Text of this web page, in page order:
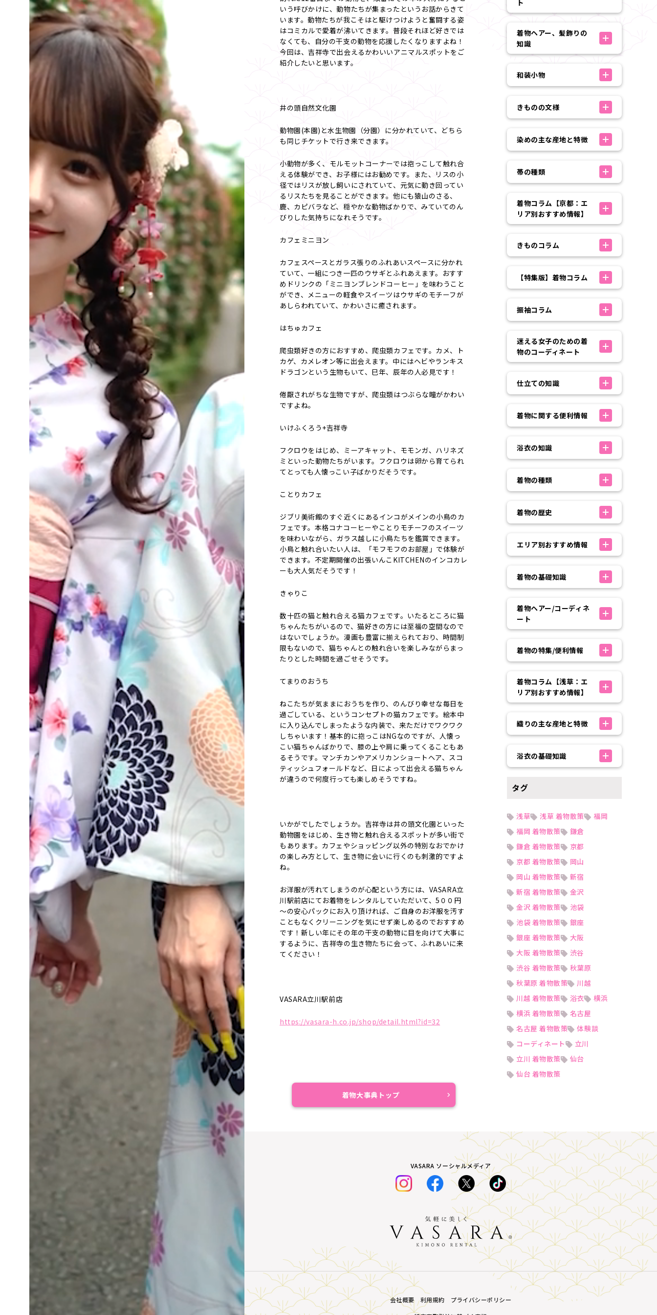
いう呼びかけに、動物たちが集まったというお話からきて
います。動物たちが我こそはと駆けつけようと奮闘する姿
はコミカルで愛着が沸いてきます。普段それほど好きでは
なくても、自分の干支の動物を応援したくなりますよね！
今回は、吉祥寺で出会えるかわいいアニマルスポットをご
紹介したいと思います。
井の頭自然文化園
動物園(本園)と水生物園（分園）に分かれていて、どちら
も同じチケットで行き来できます。
小動物が多く、モルモットコーナーでは抱っこして触れ合
える体験ができ、お子様にはお勧めです。また、リスの小
径ではリスが放し飼いにされていて、元気に動き回ってい
るリスたちを見ることができます。他にも猿山のさる、
鹿、カピバラなど、穏やかな動物ばかりで、みていてのん
びりした気持ちになれそうです。
カフェミニヨン
カフェスペースとガラス張りのふれあいスペースに分かれ
ていて、一組につき一匹のウサギとふれあえます。おすす
めドリンクの「ミニヨンブレンドコーヒー」を味わうこと
ができ、メニューの軽食やスイーツはウサギのモチーフが
あしらわれていて、かわいさに癒されます。
はちゅカフェ
爬虫類好きの方におすすめ、爬虫類カフェです。カメ、ト
カゲ、カメレオン等に出会えます。中にはヘビやランキス
ドラゴンという生物もいて、巳年、辰年の人必見です！
倦厭されがちな生物ですが、爬虫類はつぶらな瞳がかわい
ですよね。
いけふくろう+吉祥寺
フクロウをはじめ、ミーアキャット、モモンガ、ハリネズ
ミといった動物たちがいます。フクロウは卵から育てられ
てとっても人懐っこい子ばかりだそうです。
ことりカフェ
ジブリ美術館のすぐ近くにあるインコがメインの小鳥のカ
フェです。本格コナコーヒーやことりモチーフのスイーツ
を味わいながら、ガラス越しに小鳥たちを鑑賞できます。
小鳥と触れ合いたい人は、「モフモフのお部屋」で体験が
できます。不定期開催の出張いんこKITCHENのインコカレ
ーも大人気だそうです！
きゃりこ
数十匹の猫と触れ合える猫カフェです。いたるところに猫
ちゃんたちがいるので、猫好きの方には至福の空間なので
はないでしょうか。漫画も豊富に揃えられており、時間制
限もないので、猫ちゃんとの触れ合いを楽しみながらまっ
たりとした時間を過ごせそうです。
てまりのおうち
ねこたちが気ままにおうちを作り、のんびり幸せな毎日を
過ごしている、というコンセプトの猫カフェです。絵本中
に入り込んでしまったような内装で、来ただけでワクワク
しちゃいます！基本的に抱っこはNGなのですが、人懐っ
こい猫ちゃんばかりで、膝の上や肩に乗ってくることもあ
るそうです。マンチカンやアメリカンショートヘア、スコ
ティッシュフォールドなど、日によって出会える猫ちゃん
が違うので何度行っても楽しめそうですね。
いかがでしたでしょうか。吉祥寺は井の頭文化園といった
動物園をはじめ、生き物と触れ合えるスポットが多い街で
もあります。カフェやショッピング以外の特別なおでかけ
の楽しみ方として、生き物に会いに行くのも刺激的ですよ
ね。
お洋服が汚れてしまうのが心配という方には、VASARA立
川駅前店にてお着物をレンタルしていただいて、5００円
～の安心パックにお入り頂ければ、ご自身のお洋服を汚す
こともなくクリーニングを気にせず楽しめるのでおすすめ
です！新しい年にその年の干支の動物に目を向けて大事に
するように、吉祥寺の生き物たちに会って、ふれあいに来
てください！
VASARA立川駅前店
https://vasara-h.co.jp/shop/detail.html?id=32
着物大事典トップ
ト
着物ヘアー、髪飾りの
知識
和装小物
きものの文様
染めの主な産地と特徴
帯の種類
着物コラム【京都：エ
リア別おすすめ情報】
きものコラム
【特集版】着物コラム
振袖コラム
迷える女子のための着
物のコーディネート
仕立ての知識
着物に関する便利情報
浴衣の知識
着物の種類
着物の歴史
エリア別おすすめ情報
着物の基礎知識
着物ヘアー/コーディネ
ート
着物の特集/便利情報
着物コラム【浅草：エ
リア別おすすめ情報】
織りの主な産地と特徴
浴衣の基礎知識
タグ
浅草 浅草 着物散策
福岡
福岡 着物散策
鎌倉
鎌倉 着物散策
京都
京都 着物散策
岡山
岡山 着物散策
新宿
新宿 着物散策
金沢
金沢 着物散策
池袋
池袋 着物散策
銀座
銀座 着物散策
大阪
大阪 着物散策
渋谷
渋谷 着物散策
秋葉原
秋葉原 着物散策
川越
川越 着物散策
浴衣
横浜
横浜 着物散策
名古屋
名古屋 着物散策
体験談
コーディネート
立川
立川 着物散策
仙台
仙台 着物散策
VASARA ソーシャルメディア
会社概要 利用規約
プライバシーポリシー